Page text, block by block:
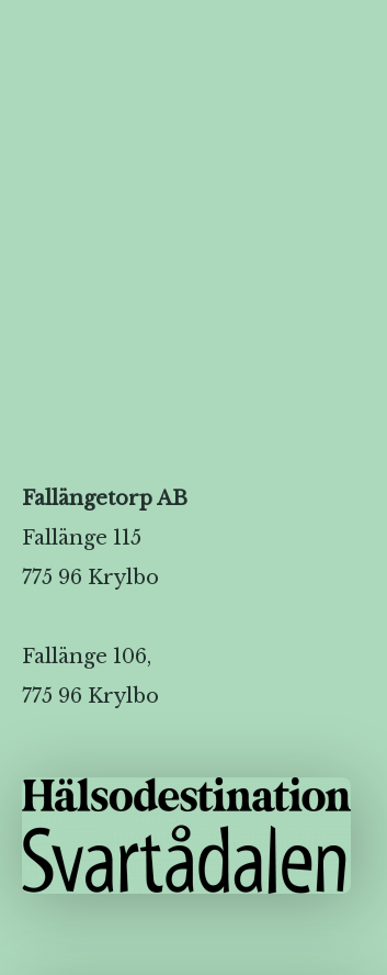
Fallängetorp AB
Fallänge 115
775 96 Krylbo
Fallänge 106,
775 96 Krylbo